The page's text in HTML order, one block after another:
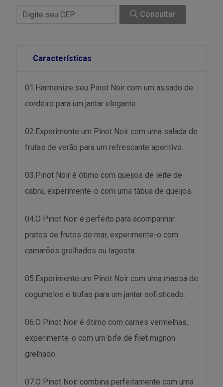
Consultar
Características
01.Harmonize seu Pinot Noir com um assado de
cordeiro para um jantar elegante.
02.Experimente um Pinot Noir com uma salada de
frutas de verão para um refrescante aperitivo.
03.Pinot Noir é ótimo com queijos de leite de
cabra, experimente-o com uma tábua de queijos.
04.O Pinot Noir é perfeito para acompanhar
pratos de frutos do mar, experimente-o com
camarões grelhados ou lagosta.
05.Experimente um Pinot Noir com uma massa de
cogumelos e trufas para um jantar sofisticado.
06.O Pinot Noir é ótimo com carnes vermelhas,
experimente-o com um bife de filet mignon
grelhado.
07.O Pinot Noir combina perfeitamente com uma